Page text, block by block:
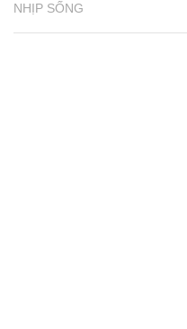
NHỊP SỐNG